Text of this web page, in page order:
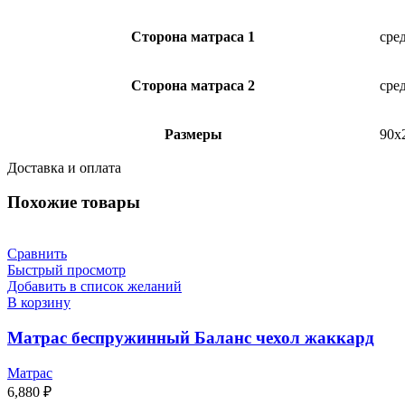
Сторона матраса 1
Сторона матраса 2
Размеры
Доставка и оплата
Похожие товары
Сравнить
Быстрый просмотр
Добавить в список желаний
В корзину
Матрас беспружинный Баланс чехол жаккард
Матрас
6,880 ₽